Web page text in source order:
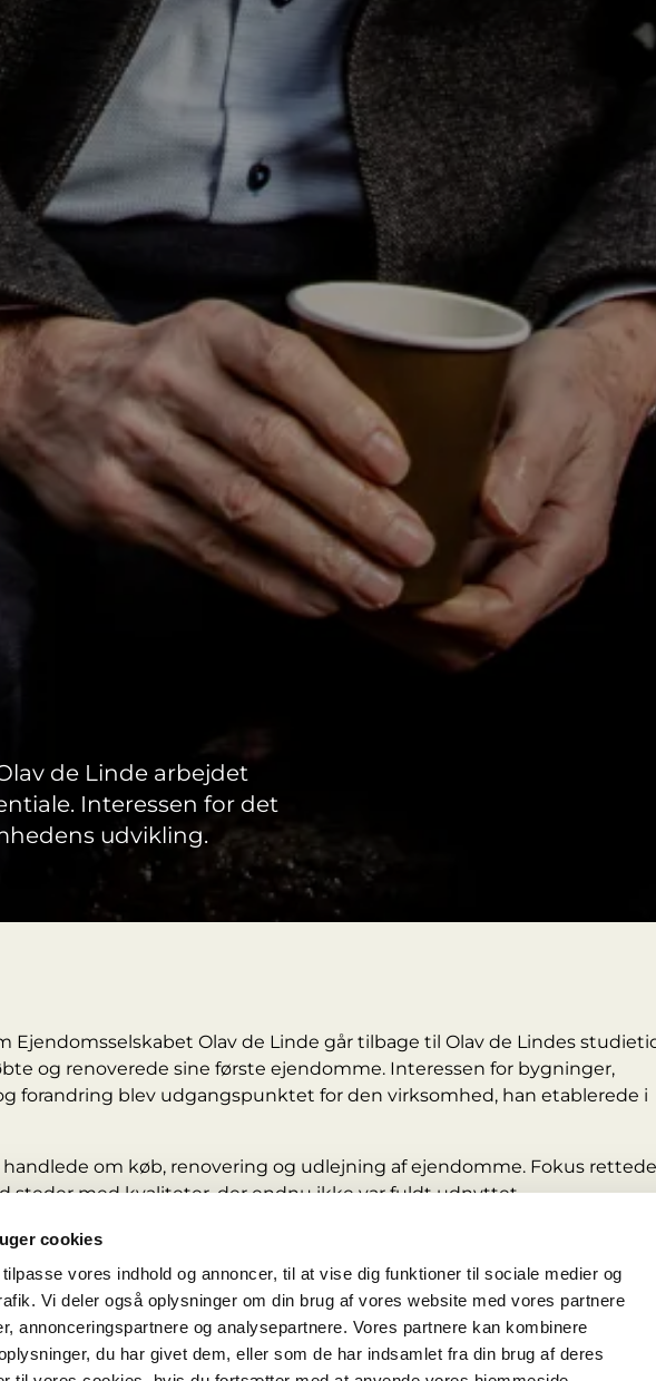
cookies
vores indhold og annoncer, til at vise dig funktioner til sociale medier og
Vi deler også oplysninger om din brug af vores website med vores partnere
annonceringspartnere og analysepartnere. Vores partnere kan kombinere
du har givet dem, eller som de har indsamlet fra din brug af deres
de Linde arbejdet
Interessen for det
udvikling.
Ejendomsselskabet Olav de Linde går tilbage til Olav de Lindes
og renoverede sine første ejendomme. Interessen for bygninger,
forandring blev udgangspunktet for den virksomhed, han etablerede i
handlede om køb, renovering og udlejning af ejendomme. Fokus rettede
steder med kvaliteter, der endnu ikke var fuldt udnyttet.
har præget virksomheden siden: at bygge videre på det, der allerede
nye anvendelser med respekt for stedets karakter.
til bymiljøer
porteføljen vokset, og virksomheden har sat sit præg på en række